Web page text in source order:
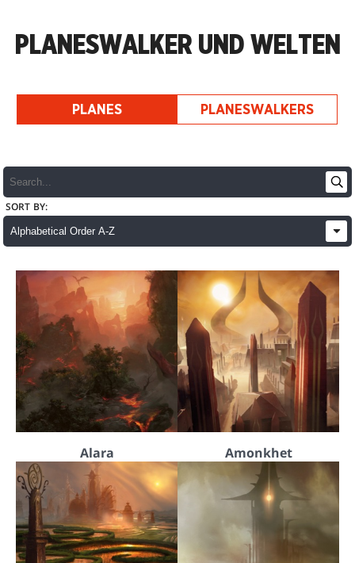
PLANESWALKER UND WELTEN
PLANES PLANESWALKERS
SORT BY:
Alara Amonkhet